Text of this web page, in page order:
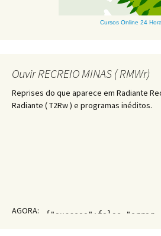
Cursos Online 24
Ouvir RECREIO MINAS ( RMWr)
Reprises do que aparece em Radiante
Radiante ( T2Rw ) e programas inéditos.
AGORA: